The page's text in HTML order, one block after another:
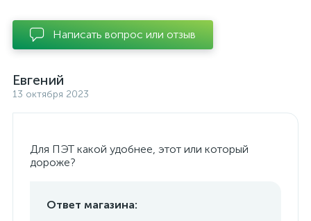
Написать вопрос или отзыв
Евгений
13 октября 2023
Для ПЭТ какой удобнее, этот или который
дороже?
Ответ магазина: